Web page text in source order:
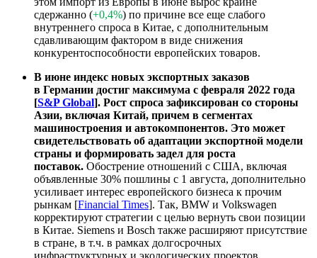
сдержанно (+0,4%) по причине все еще слабого
внутреннего спроса в Китае, с дополнительным
сдавливающим фактором в виде снижения
конкурентоспособности европейских товаров.
В июне индекс новых экспортных заказов
в Германии достиг максимума с февраля 2022 года
[S&P Global]. Рост спроса зафиксирован со стороны
Азии, включая Китай, причем в сегментах
машиностроения и автокомпонентов. Это может
свидетельствовать об адаптации экспортной модели
страны и формировать задел для роста
поставок. Обострение отношений с США, включая
объявленные 30% пошлины с 1 августа, дополнительно
усиливает интерес европейского бизнеса к прочим
рынкам [Financial Times]. Так, BMW и Volkswagen
корректируют стратегии с целью вернуть свои позиции
в Китае. Siemens и Bosch также расширяют присутствие
в стране, в т.ч. в рамках долгосрочных
инфраструктурных и экологических проектов.